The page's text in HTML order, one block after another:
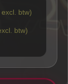
btw)
btw)